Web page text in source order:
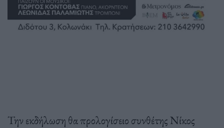
Την εκδήλωση θα προλογίσειο συνθέτης Νίκος